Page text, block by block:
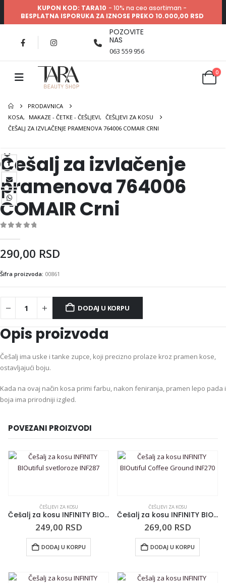
KUPON KOD: TARA10 - 10% na ceo asortiman -
BESPLATNA ISPORUKA ZA IZNOSE PREKO 10.000,00 RSD
POZOVITE
NAS
063 559 956
0
PRODAVNICA
KOSA, MAKAZE - ČETKE - ČEŠLJEVI, ČEŠLJEVI ZA KOSU
ČEŠALJ ZA IZVLAČENJE PRAMENOVA 764006 COMAIR CRNI
Češalj za izvlačenje
pramenova 764006
COMAIR Crni
290,00 RSD
Šifra proizvoda: 00861
DODAJ U KORPU
Opis proizvoda
Češalj ima uske i tanke zupce, koji precizno prolaze kroz pramen kose,
ostavljajući boju.
Kada na ovaj način kosa primi farbu, nakon feniranja, pramen lepo pada i
boja ima prirodniji izgled.
POVEZANI PROIZVODI
ČEŠLJEVI ZA KOSU
Češalj za kosu INFINITY BIOutiful svetloroze INF287
249,00 RSD
DODAJ U KORPU
ČEŠLJEVI ZA KOSU
Češalj za kosu INFINITY BIOutiful Coffee Ground INF270
269,00 RSD
DODAJ U KORPU